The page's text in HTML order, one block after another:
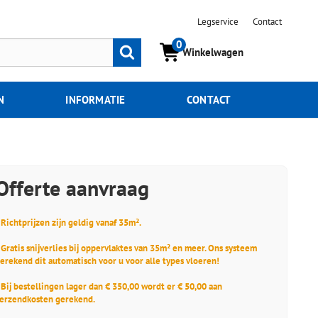
Legservice Contact
0
Winkelwagen
Zoeken
INFORMATIE CONTACT
aanvraag
zijn geldig vanaf 35m².
snijverlies bij oppervlaktes van 35m² en meer. Ons systeem
dit automatisch voor u voor alle types vloeren!
bestellingen lager dan € 350,00 wordt er € 50,00 aan
gerekend.